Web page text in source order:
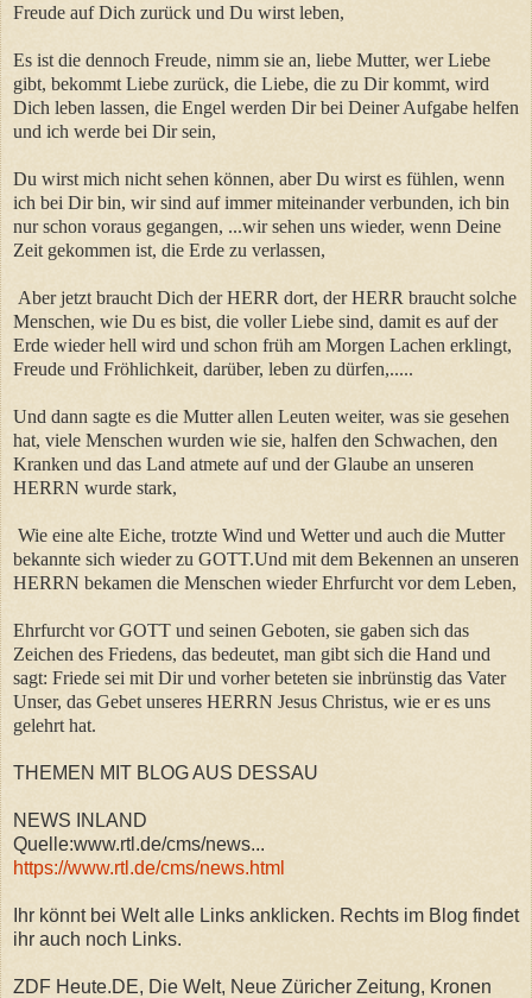
Freude auf Dich zurück und Du wirst leben,
Es ist die dennoch Freude, nimm sie an, liebe Mutter, wer Liebe
gibt, bekommt Liebe zurück, die Liebe, die zu Dir kommt, wird
Dich leben lassen, die Engel werden Dir bei Deiner Aufgabe helfen
und ich werde bei Dir sein,
Du wirst mich nicht sehen können, aber Du wirst es fühlen, wenn
ich bei Dir bin, wir sind auf immer miteinander verbunden, ich bin
nur schon voraus gegangen, ...wir sehen uns wieder, wenn Deine
Zeit gekommen ist, die Erde zu verlassen,
Aber jetzt braucht Dich der HERR dort, der HERR braucht solche
Menschen, wie Du es bist, die voller Liebe sind, damit es auf der
Erde wieder hell wird und schon früh am Morgen Lachen erklingt,
Freude und Fröhlichkeit, darüber, leben zu dürfen,.....
Und dann sagte es die Mutter allen Leuten weiter, was sie gesehen
hat, viele Menschen wurden wie sie, halfen den Schwachen, den
Kranken und das Land atmete auf und der Glaube an unseren
HERRN wurde stark,
Wie eine alte Eiche, trotzte Wind und Wetter und auch die Mutter
bekannte sich wieder zu GOTT.Und mit dem Bekennen an unseren
HERRN bekamen die Menschen wieder Ehrfurcht vor dem Leben,
Ehrfurcht vor GOTT und seinen Geboten, sie gaben sich das
Zeichen des Friedens, das bedeutet, man gibt sich die Hand und
sagt: Friede sei mit Dir und vorher beteten sie inbrünstig das Vater
Unser, das Gebet unseres HERRN Jesus Christus, wie er es uns
gelehrt hat.
THEMEN MIT BLOG AUS DESSAU
NEWS INLAND
Quelle:www.rtl.de/cms/news...
https://www.rtl.de/cms/news.html
Ihr könnt bei Welt alle Links anklicken. Rechts im Blog findet
ihr auch noch Links.
ZDF Heute.DE, Die Welt, Neue Züricher Zeitung, Kronen